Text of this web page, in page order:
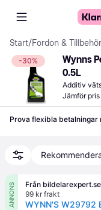
Start/Fordon & Tillbehör
-30%
Wynns
0.5L
Additiv
Jämför pris
Prova flexibla betalningar
ANNONS
Från bildelarexpert.se
99 kr frakt
WYNN'S W29792